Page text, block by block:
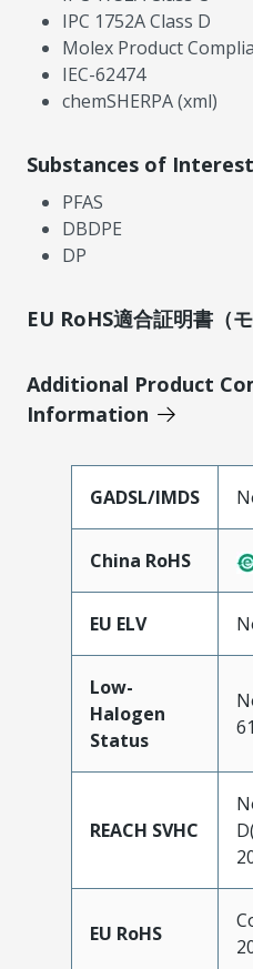
IPC 1752A Class D
Molex Product
IEC-62474
chemSHERPA (xml)
Substances of Interest
PFAS
DBDPE
DP
EU RoHS適合証明書（
Additional Product
Information
GADSL/IMDS
China RoHS
EU ELV
Low-
Halogen
Status
REACH SVHC
EU RoHS